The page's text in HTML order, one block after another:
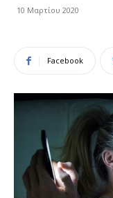
10 Μαρτίου 2020
Facebook